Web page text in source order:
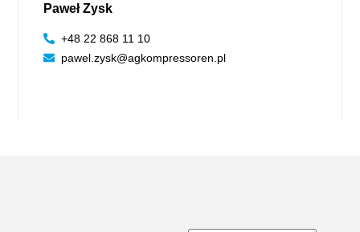
Paweł Zysk
+48 22 868 11 10
pawel.zysk@agkompressoren.pl